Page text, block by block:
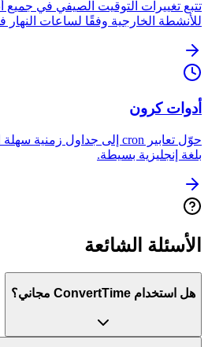
تتبع تغييرات التوقيت الصيفي في جميع
للأنشطة الخارجية وفقًا لساعات
أدوات كرون
بلغة إنجليزية بسيطة.
الأسئلة الشائعة
هل استخدام ConvertTime مجاني؟